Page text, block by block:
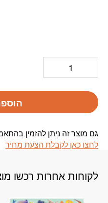
גם מוצר זה ניתן להזמין
לחצו כאן לקבלת הצעת מחיר
לקוחות אחרות רכשו